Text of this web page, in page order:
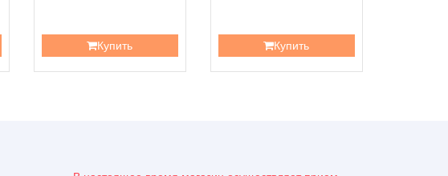
Купить Купить